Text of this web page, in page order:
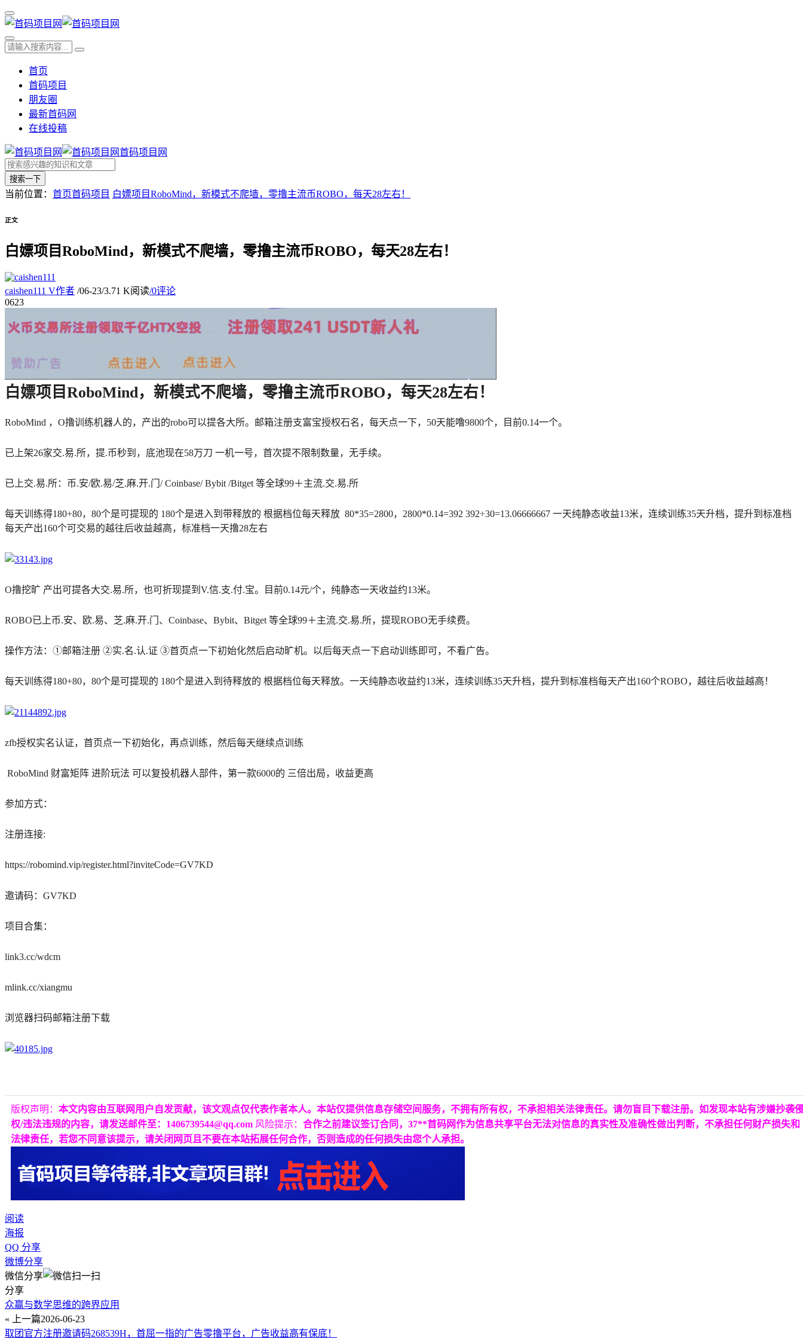
首页
首码项目
朋友圈
最新首码网
在线投稿
首码项目网
搜索一下
当前位置： 首页首码项目 白嫖项目RoboMind，新模式不爬墙，零撸主流币ROBO，每天28左右！
正文
白嫖项目RoboMind，新模式不爬墙，零撸主流币ROBO，每天28左右！
caishen111 V作者 /06-23/3.71 K阅读/0评论
0623
白嫖项目RoboMind，新模式不爬墙，零撸主流币ROBO，每天28左右！
RoboMind ，O撸训练机器人的，产出的robo可以提各大所。邮箱注册支富宝授权石名，每天点一下，50天能噜9800个，目前0.14一个。
已上架26家交.易.所，提.币秒到，底池现在58万刀 一机一号，首次提不限制数量，无手续。
已上交.易.所：币.安/欧.易/芝.麻.开.门/ Coinbase/ Bybit /Bitget 等全球99＋主流.交.易.所
每天训练得180+80，80个是可提现的 180个是进入到带释放的 根据档位每天释放 80*35=2800，2800*0.14=392 392÷30=13.06666667 一天纯静态收益13米，连续训练35天升档，提升到标准档
每天产出160个可交易的越往后收益越高，标准档一天撸28左右
O撸挖旷 产出可提各大交.易.所，也可折现提到V.信.支.付.宝。目前0.14元/个，纯静态一天收益约13米。
ROBO已上币.安、欧.易、芝.麻.开.门、Coinbase、Bybit、Bitget 等全球99＋主流.交.易.所，提现ROBO无手续费。
操作方法：①邮箱注册 ②实.名.认.证 ③首页点一下初始化然后启动旷机。以后每天点一下启动训练即可，不看广告。
每天训练得180+80，80个是可提现的 180个是进入到待释放的 根据档位每天释放。一天纯静态收益约13米，连续训练35天升档，提升到标准档每天产出160个ROBO，越往后收益越高！
zfb授权实名认证，首页点一下初始化，再点训练，然后每天继续点训练
RoboMind 财富矩阵 进阶玩法 可以复投机器人部件，第一款6000的 三倍出局，收益更高
参加方式：
注册连接:
https://robomind.vip/register.html?inviteCode=GV7KD
邀请码：GV7KD
项目合集：
link3.cc/wdcm
mlink.cc/xiangmu
浏览器扫码邮箱注册下载
版权声明： 本文内容由互联网用户自发贡献，该文观点仅代表作者本人。本站仅提供信息存储空间服务，不拥有所有权，不承担相关法律责任。请勿盲目下载注册。如发现本站有涉嫌抄袭
权/违法违规的内容，请发送邮件至：1406739544@qq.com 风险提示： 合作之前建议签订合同，37**首码网作为信息共享平台无法对信息的真实性及准确性做出判断，不承担任何财产损失和
法律责任，若您不同意该提示，请关闭网页且不要在本站拓展任何合作，否则造成的任何损失由您个人承担。
阅读
海报
QQ 分享
微博分享
微信分享
分享
众赢与数学思维的跨界应用
« 上一篇2026-06-23
取团官方注册邀请码268539H，首屈一指的广告零撸平台，广告收益高有保底！